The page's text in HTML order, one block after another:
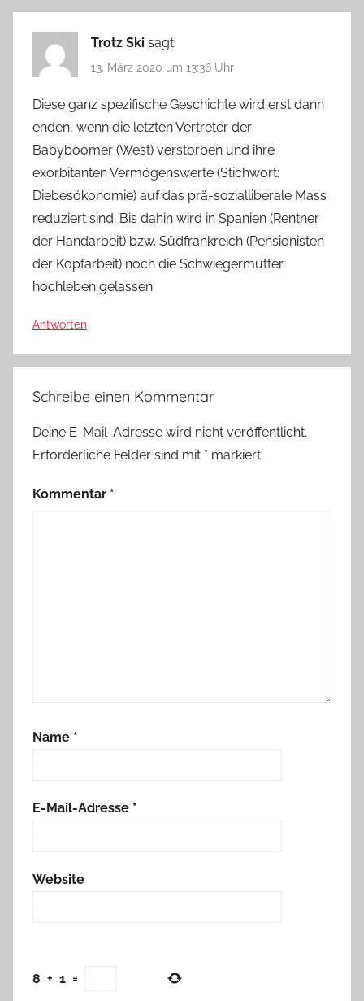
Trotz Ski sagt:
13. März 2020 um 13:36 Uhr
Diese ganz spezifische Geschichte wird erst dann
enden, wenn die letzten Vertreter der
Babyboomer (West) verstorben und ihre
exorbitanten Vermögenswerte (Stichwort:
Diebesökonomie) auf das prä-sozialliberale Mass
reduziert sind. Bis dahin wird in Spanien (Rentner
der Handarbeit) bzw. Südfrankreich (Pensionisten
der Kopfarbeit) noch die Schwiegermutter
hochleben gelassen.
Antworten
Schreibe einen Kommentar
Deine E-Mail-Adresse wird nicht veröffentlicht.
Erforderliche Felder sind mit * markiert
Kommentar *
Name *
E-Mail-Adresse *
Website
8 + 1 =